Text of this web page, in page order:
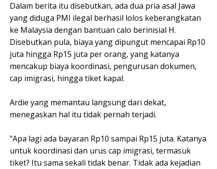
Dalam berita itu disebutkan, ada dua pria asal Jawa
yang diduga PMI ilegal berhasil lolos keberangkatan
ke Malaysia dengan bantuan calo berinisial H.
Disebutkan pula, biaya yang dipungut mencapai Rp10
juta hingga Rp15 juta per orang, yang katanya
mencakup biaya koordinasi, pengurusan dokumen,
cap imigrasi, hingga tiket kapal.
Ardie yang memantau langsung dari dekat,
menegaskan hal itu tidak pernah terjadi.
"Apa lagi ada bayaran Rp10 sampai Rp15 juta. Katanya
untuk koordinasi dan urus cap imigrasi, termasuk
tiket? Itu sama sekali tidak benar. Tidak ada kejadian